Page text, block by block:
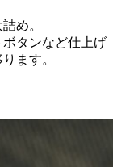
め。
タンなど仕上げ
ます。